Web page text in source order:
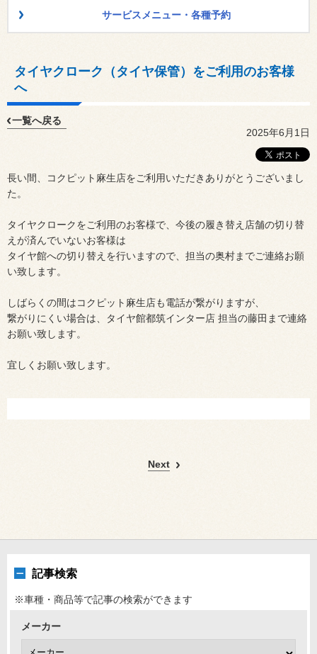
サービスメニュー・各種予約
タイヤクローク（タイヤ保管）をご利用のお客様
へ
一覧へ戻る
2025年6月1日
長い間、コクピット麻生店をご利用いただきありがとうございまし
た。
タイヤクロークをご利用のお客様で、今後の履き替え店舗の切り替
えが済んでいないお客様は
タイヤ館への切り替えを行いますので、担当の奥村までご連絡お願
い致します。
しばらくの間はコクピット麻生店も電話が繋がりますが、
繋がりにくい場合は、タイヤ館都筑インター店 担当の藤田まで連絡
お願い致します。
宜しくお願い致します。
Next
記事検索
※車種・商品等で記事の検索ができます
メーカー